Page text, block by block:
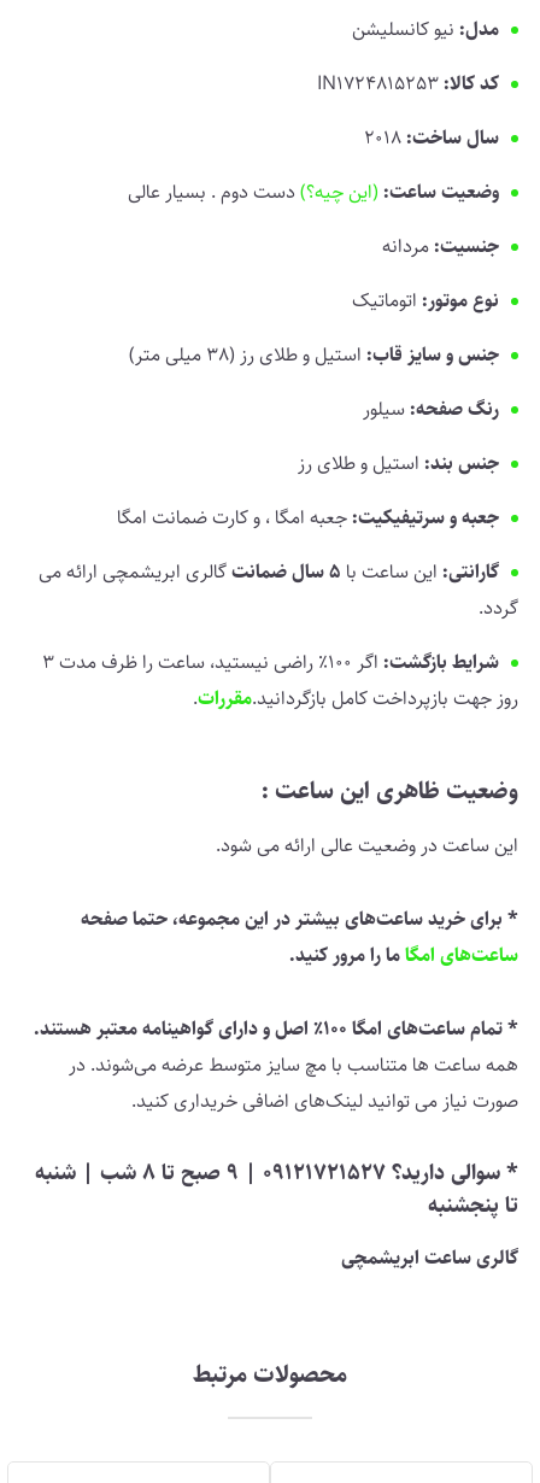
مدل: نیو کانسلیشن
کد کالا: IN1724815253
سال ساخت:
وضعیت ساعت: (این چیه؟)دست دوم . بسیار عالی
جنسیت: مردانه
نوع موتور: اتوماتیک
جنس و سایز قاب: استیل و طلای رز (38 میلی متر)
رنگ صفحه: سیلور
جنس بند: استیل و طلای رز
جعبه و سرتیفیکیت: جعبه امگا ، و کارت ضمانت امگا
گارانتی: این ساعت با 5 سال ضمانت
گالری ابریشمچی ارائه می
گردد.
شرایط بازگشت:
اگر 100٪ راضی نیستید، ساعت را ظرف مدت 3
روز جهت بازپرداخت کامل بازگردانید.مقررات.
وضعیت ظاهری این ساعت :
این ساعت در وضعیت عالی ارائه می شود.
* برای خرید ساعت‌های بیشتر در این مجموعه، حتما صفحه
ساعت‌های امگاما را مرور کنید.
* تمام ساعت‌های امگا 100٪ اصل و دارای گواهینامه معتبر هستند.
همه ساعت ها متناسب با مچ سایز متوسط ​​عرضه می‌شوند. در
صورت نیاز می توانید لینک‌های اضافی خریداری کنید.
* سوالی دارید؟ 09121721527 | 9 صبح تا 8 شب | شنبه
تا پنجشنبه
گالری ساعت ابریشمچی
محصولات مرتبط